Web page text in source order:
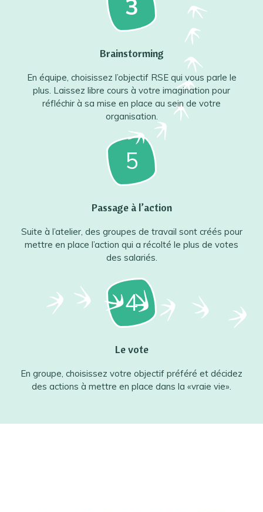
3
Brainstorming
En équipe, choisissez l’objectif RSE qui vous parle le
plus. Laissez libre cours à votre imagination pour
réfléchir à sa mise en place au sein de votre
organisation.
5
Passage à l’action
Suite à l’atelier, des groupes de travail sont créés pour
mettre en place l’action qui a récolté le plus de votes
des salariés.
4
Le vote
En groupe, choisissez votre objectif préféré et décidez
des actions à mettre en place dans la «vraie vie».